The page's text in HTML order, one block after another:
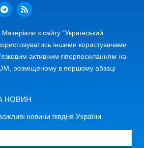
з сайту “Український
іншими користувачами
активним гіперпосиланням на
розміщеному в першому абзаці
НОВИН
новини півдня України